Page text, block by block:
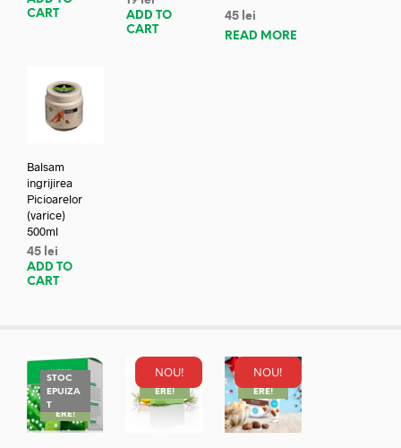
CART
ADD TO
CART
45 lei
READ MORE
Balsam
ingrijirea
Picioarelor
(varice)
500ml
45 lei
ADD TO
CART
STOC
EPUIZA
TREDUC
ERE!
NOU!
REDUC
ERE!
NOU!
REDUC
ERE!